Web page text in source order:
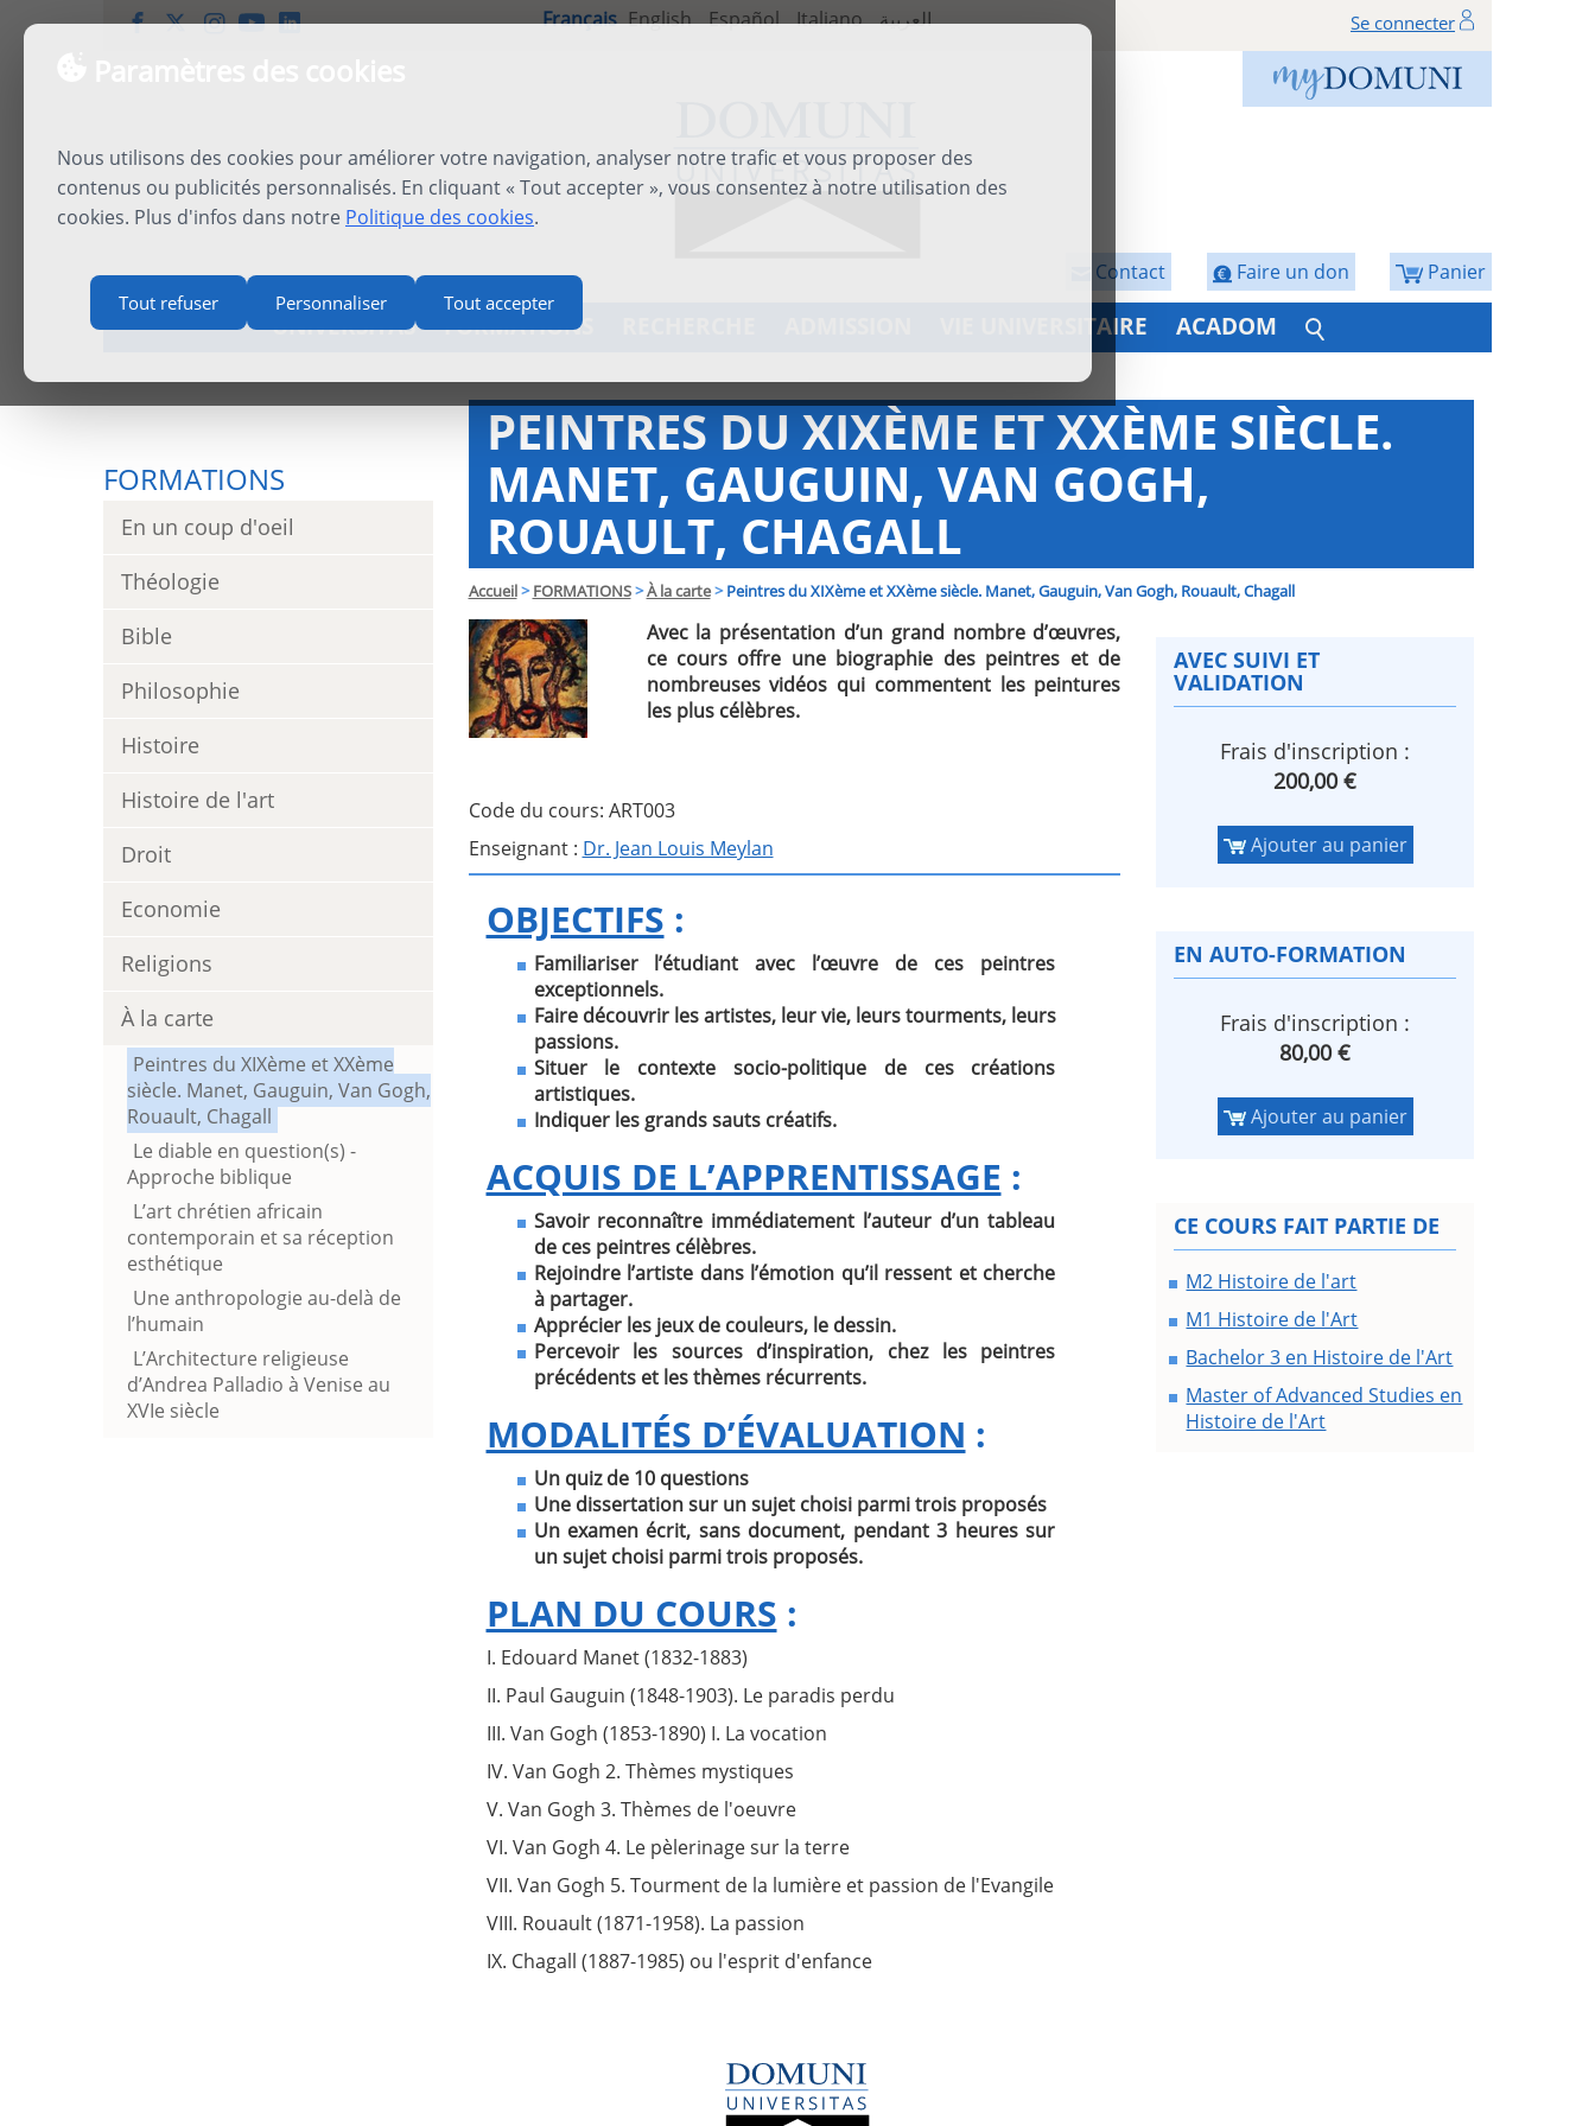
Nous utilisons des cookies pour améliorer votre navigation, analyser notre trafic et vous proposer des
contenus ou publicités personnalisés. En cliquant « Tout accepter », vous consentez à notre utilisation des
cookies. Plus d'infos dans notre Politique des cookies.
Tout refuser Personnaliser Tout accepter
Français English Español Italiano العربية Se connecter
Panier
Faire un don
Contact
UNIVERSITAS FORMATIONS VIE UNIVERSITAIRE ACADOM
FORMATIONS
En un coup d'oeil
Théologie
Bible
Philosophie
Histoire
Histoire de l'art
Droit
Economie
Religions
À la carte
Peintres du XIXème et XXème
siècle. Manet, Gauguin, Van Gogh,
Rouault, Chagall
Le diable en question(s) -
Approche biblique
L’art chrétien africain
contemporain et sa réception
esthétique
Une anthropologie au-delà de
l’humain
L’Architecture religieuse
d’Andrea Palladio à Venise au
XVIe siècle
PEINTRES DU XIXÈME ET XXÈME SIÈCLE.
MANET, GAUGUIN, VAN GOGH,
ROUAULT, CHAGALL
Accueil> FORMATIONS>À la carte> Peintres du XIXème et XXème siècle. Manet, Gauguin, Van Gogh, Rouault, Chagall
Avec la présentation d’un grand nombre d’œuvres,
ce cours offre une biographie des peintres et de
nombreuses vidéos qui commentent les peintures
les plus célèbres.
Code du cours: ART003
Enseignant : Dr. Jean Louis Meylan
OBJECTIFS :
Familiariser l’étudiant avec l’œuvre de ces peintres
exceptionnels.
Faire découvrir les artistes, leur vie, leurs tourments, leurs
passions.
Situer le contexte socio-politique de ces créations
artistiques.
Indiquer les grands sauts créatifs.
ACQUIS DE L’APPRENTISSAGE :
Savoir reconnaître immédiatement l’auteur d’un tableau
de ces peintres célèbres.
Rejoindre l’artiste dans l’émotion qu’il ressent et cherche
à partager.
Apprécier les jeux de couleurs, le dessin.
Percevoir les sources d’inspiration, chez les peintres
précédents et les thèmes récurrents.
MODALITÉS D’ÉVALUATION :
Un quiz de 10 questions
Une dissertation sur un sujet choisi parmi trois proposés
Un examen écrit, sans document, pendant 3 heures sur
un sujet choisi parmi trois proposés.
PLAN DU COURS :
I. Edouard Manet (1832-1883)
II. Paul Gauguin (1848-1903). Le paradis perdu
III. Van Gogh (1853-1890) I. La vocation
IV. Van Gogh 2. Thèmes mystiques
V. Van Gogh 3. Thèmes de l'oeuvre
VI. Van Gogh 4. Le pèlerinage sur la terre
VII. Van Gogh 5. Tourment de la lumière et passion de l'Evangile
VIII. Rouault (1871-1958). La passion
IX. Chagall (1887-1985) ou l'esprit d'enfance
AVEC SUIVI ET
VALIDATION
Frais d'inscription :
200,00 €
Ajouter au panier
EN AUTO-FORMATION
Frais d'inscription :
80,00 €
Ajouter au panier
CE COURS FAIT PARTIE DE
M2 Histoire de l'art
M1 Histoire de l'Art
Bachelor 3 en Histoire de l'Art
Master of Advanced Studies en
Histoire de l'Art